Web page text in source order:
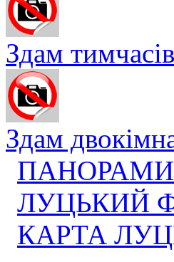
Здам
Здам
ЛУЦЬКИЙ
КАРТА